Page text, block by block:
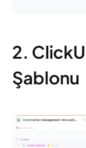
2.
Şablonu